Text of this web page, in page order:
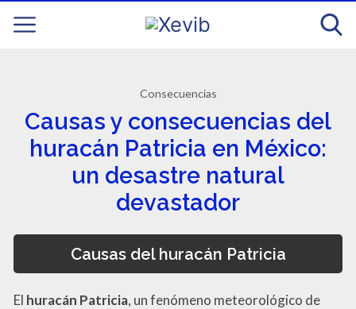
Consecuencias
Causas y consecuencias del
huracán Patricia en México:
un desastre natural
devastador
Causas del huracán Patricia
El huracán Patricia, un fenómeno meteorológico de